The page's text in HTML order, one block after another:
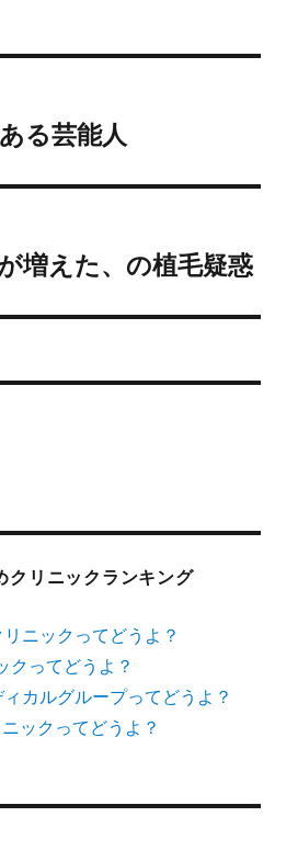
る芸能人
増えた、の植毛疑惑
クリニックランキング
ニックってどうよ？
クってどうよ？
カルグループってどうよ？
ックってどうよ？